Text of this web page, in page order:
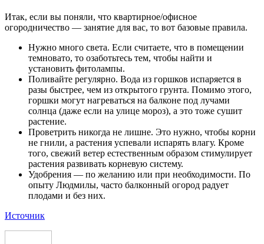
Итак, если вы поняли, что квартирное/офисное
огородничество — занятие для вас, то вот базовые правила.
Нужно много света. Если считаете, что в помещении
темновато, то озаботьтесь тем, чтобы найти и
установить фитолампы.
Поливайте регулярно. Вода из горшков испаряется в
разы быстрее, чем из открытого грунта. Помимо этого,
горшки могут нагреваться на балконе под лучами
солнца (даже если на улице мороз), а это тоже сушит
растение.
Проветрить никогда не лишне. Это нужно, чтобы корни
не гнили, а растения успевали испарять влагу. Кроме
того, свежий ветер естественным образом стимулирует
растения развивать корневую систему.
Удобрения — по желанию или при необходимости. По
опыту Людмилы, часто балконный огород радует
плодами и без них.
Источник